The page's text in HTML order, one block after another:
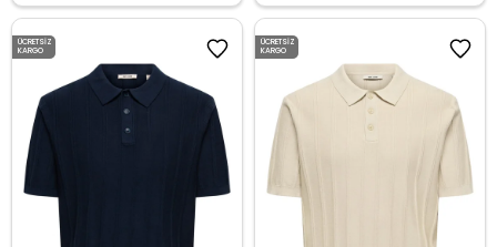
ÜCRETSIZ
KARGO
ÜCRETSIZ
KARGO